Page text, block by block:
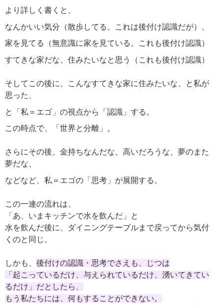
より詳しく書くと、
なんかいい気分（散歩してる。これは後付け認識だが）、
家を見てる（無意識に家を見ている。これも後付け認識）
すてきな家だな、住みたいなと思う（これも後付け認識）
そしてこの後に、こんなすてきな家に住みたいな、と私が
思った、
と「私＝エゴ」の視点から「認識」する。
この時点で、「世界と分離」。
さらにその後、金持ちなんだな、高いだろうな、夢のまた
夢だな、
などなど、私＝エゴの「思考」が展開する。
この一連の流れは、
「あ、いまキッチンで水を飲んだ」と
水を飲んだ後に、ダイニングテーブルまで戻ってから気付
くのと同じ。
しかも、 後付けの認識・思考でさえも、じつは
「起こっているだけ、与えられているだけ、湧いてきてい
るだけ」だとしたら、
もう私たちには、何もすることができない。